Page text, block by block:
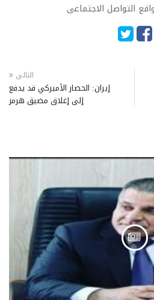
التواصل الاجتماعى
التالى
إيران: الحصار الأميركي قد يدفع
إلى إغلاق مضيق هرمز